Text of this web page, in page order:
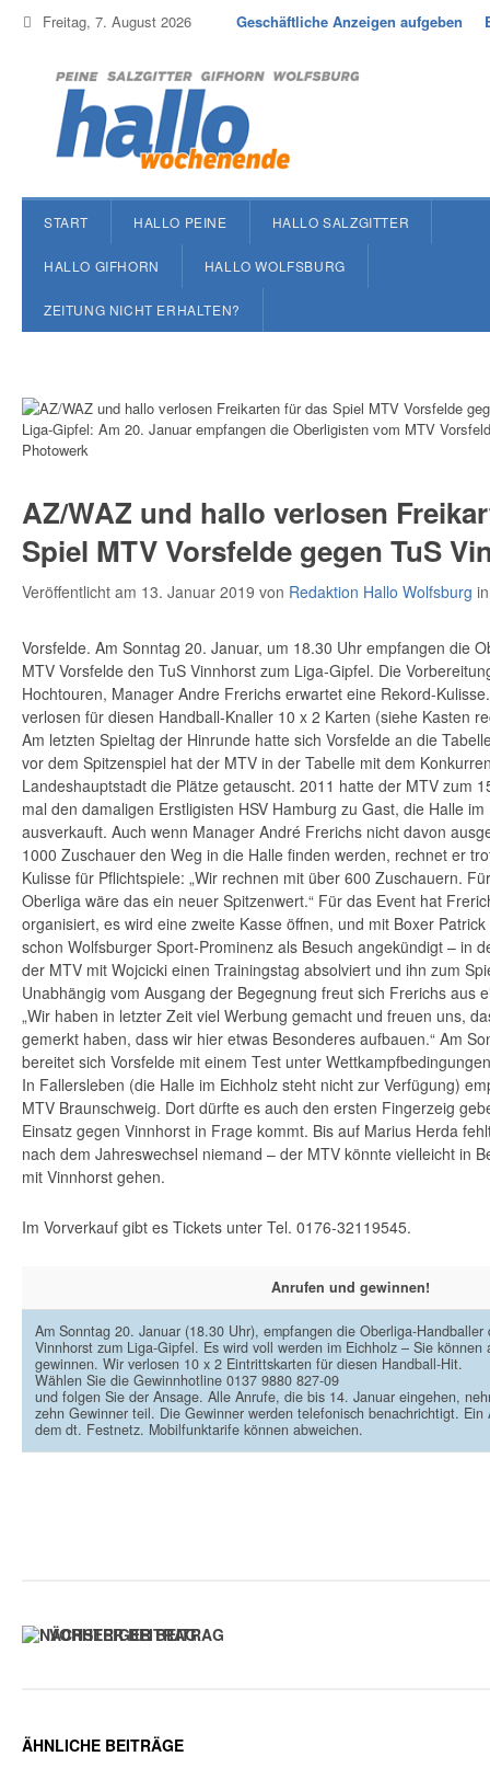
Freitag, 7. August 2026 Geschäftliche Anzeigen aufgeben
START HALLO PEINE HALLO SALZGITTER
HALLO GIFHORN HALLO WOLFSBURG
ZEITUNG NICHT ERHALTEN?
Liga-Gipfel: Am 20. Januar empfangen die Oberligisten vom MTV
Photowerk
AZ/WAZ und hallo verlosen
Spiel MTV Vorsfelde gegen TuS
Veröffentlicht am 13. Januar 2019 von Redaktion Hallo Wolfsburg
Vorsfelde. Am Sonntag 20. Januar, um 18.30 Uhr empfangen die
MTV Vorsfelde den TuS Vinnhorst zum Liga-Gipfel. Die
Hochtouren, Manager Andre Frerichs erwartet eine Rekord-
verlosen für diesen Handball-Knaller 10 x 2 Karten (siehe Kasten
Am letzten Spieltag der Hinrunde hatte sich Vorsfelde an die
vor dem Spitzenspiel hat der MTV in der Tabelle mit dem
Landeshauptstadt die Plätze getauscht. 2011 hatte der MTV zum
mal den damaligen Erstligisten HSV Hamburg zu Gast, die Halle
ausverkauft. Auch wenn Manager André Frerichs nicht davon
1000 Zuschauer den Weg in die Halle finden werden, rechnet er
Kulisse für Pflichtspiele: „Wir rechnen mit über 600 Zuschauern.
Oberliga wäre das ein neuer Spitzenwert.“ Für das Event hat
organisiert, es wird eine zweite Kasse öffnen, und mit Boxer
schon Wolfsburger Sport-Prominenz als Besuch angekündigt – in
der MTV mit Wojcicki einen Trainingstag absolviert und ihn zum
Unabhängig vom Ausgang der Begegnung freut sich Frerichs aus
„Wir haben in letzter Zeit viel Werbung gemacht und freuen uns,
gemerkt haben, dass wir hier etwas Besonderes aufbauen.“ Am
bereitet sich Vorsfelde mit einem Test unter
In Fallersleben (die Halle im Eichholz steht nicht zur Verfügung)
MTV Braunschweig. Dort dürfte es auch den ersten Fingerzeig
Einsatz gegen Vinnhorst in Frage kommt. Bis auf Marius Herda
nach dem Jahreswechsel niemand – der MTV könnte vielleicht in
mit Vinnhorst gehen.
Im Vorverkauf gibt es Tickets unter Tel. 0176-32119545.
Anrufen und gewinnen!
Am Sonntag 20. Januar (18.30 Uhr), empfangen die Oberliga-Handballer
Vinnhorst zum Liga-Gipfel. Es wird voll werden im Eichholz – Sie
gewinnen. Wir verlosen 10 x 2 Eintrittskarten für diesen Handball-Hit.
Wählen Sie die Gewinnhotline 0137 9880 827-09
und folgen Sie der Ansage. Alle Anrufe, die bis 14. Januar eingehen,
zehn Gewinner teil. Die Gewinner werden telefonisch benachrichtigt.
dem dt. Festnetz. Mobilfunktarife können abweichen.
VORHERIGER BEITRAG
ÄHNLICHE BEITRÄGE